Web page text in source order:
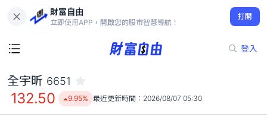
財富自由
立即使用APP，開啟您的股市智慧導航！
打開
登入
132.50
9.95%
全宇昕 6651
132.50 9.95% 最近更新時間： 2026/08/07 05:30